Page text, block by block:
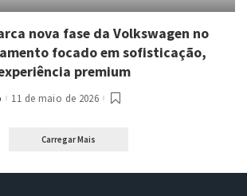
nova fase da Volkswagen no
focado em sofisticação,
premium
11 de maio de 2026
Carregar Mais